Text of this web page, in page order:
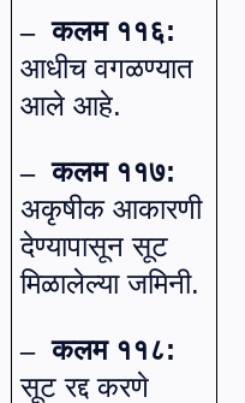
– कलम ११६:
आधीच वगळण्यात
आले आहे.
– कलम ११७:
अकृषीक आकारणी
देण्यापासून सूट
मिळालेल्या जमिनी.
– कलम ११८:
सूट रद्द करणे